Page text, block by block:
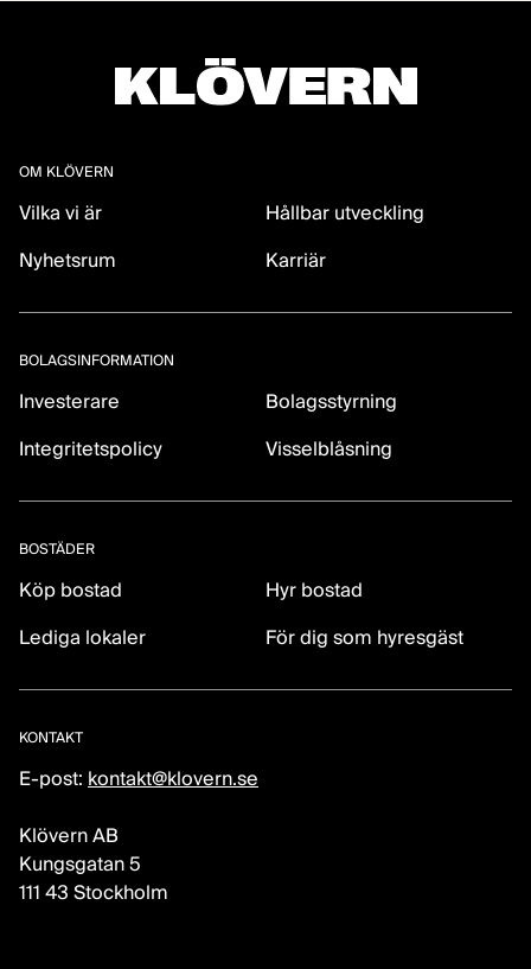
OM KLÖVERN
Vilka vi är
Hållbar utveckling
Nyhetsrum
Karriär
BOLAGSINFORMATION
Investerare
Bolagsstyrning
Integritetspolicy
Visselblåsning
BOSTÄDER
Köp bostad
Hyr bostad
Lediga lokaler
För dig som hyresgäst
KONTAKT
E-post: kontakt@klovern.se
Klövern AB
Kungsgatan 5
111 43 Stockholm